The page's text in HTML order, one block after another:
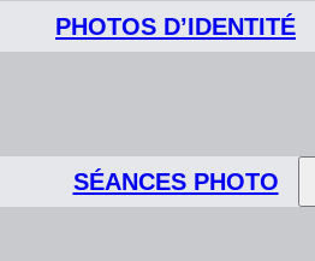
PHOTOS D’IDENTITÉ
SÉANCES PHOTO